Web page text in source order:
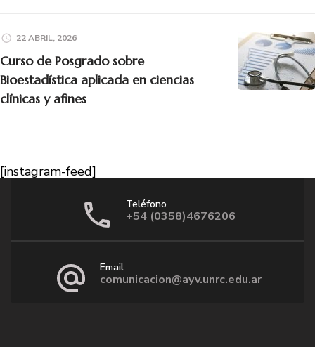
22 ABRIL, 2026
Curso de Posgrado sobre
Bioestadística aplicada en ciencias
clínicas y afines
[instagram-feed]
Teléfono
+54 (0358)4676206
Email
comunicacion@ayv.unrc.edu.ar